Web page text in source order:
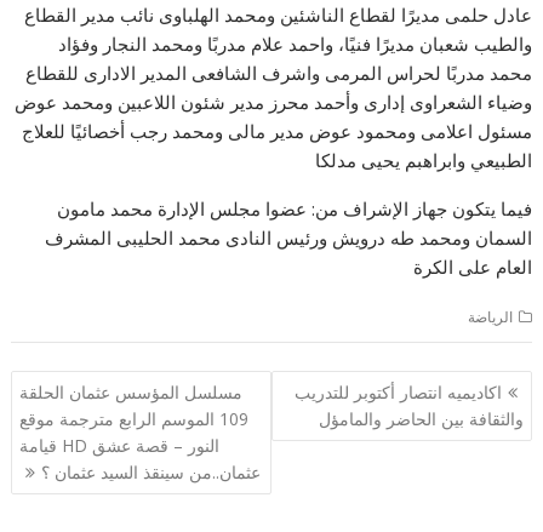
عادل حلمى مديرًا لقطاع الناشئين ومحمد الهلباوى نائب مدير القطاع
والطيب شعبان مديرًا فنيًا، واحمد علام مدربًا ومحمد النجار وفؤاد
محمد مدربًا لحراس المرمى واشرف الشافعى المدير الادارى للقطاع
وضياء الشعراوى إدارى وأحمد محرز مدير شئون اللاعبين ومحمد عوض
مسئول اعلامى ومحمود عوض مدير مالى ومحمد رجب أخصائيًا للعلاج
الطبيعي وابراهبم يحيى مدلكا
فيما يتكون جهاز الإشراف من: عضوا مجلس الإدارة محمد مامون
السمان ومحمد طه درويش ورئيس النادى محمد الحليبى المشرف
العام على الكرة
الرياضة
تصفّح
المقالات
اكاديميه انتصار أكتوبر للتدريب
والثقافة بين الحاضر والمامؤل
مسلسل المؤسس عثمان الحلقة
109 الموسم الرابع مترجمة موقع
النور – قصة عشق HD قيامة
عثمان..من سينقذ السيد عثمان ؟